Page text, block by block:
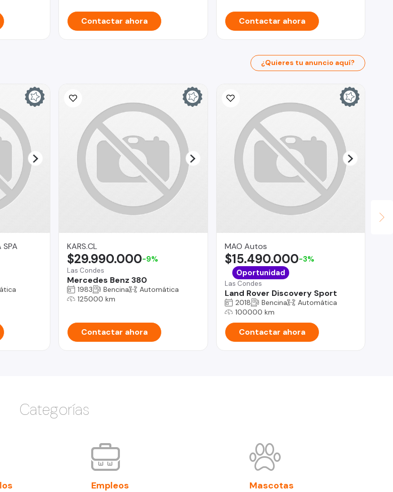
Contactar ahora Contactar ahora
¿Quieres tu anuncio aquí?
SPA KARS.CL
Las Condes
Mercedes Benz 380
$29.990.000-9%
1983 Bencina
Automática
125000 km
Contactar ahora
MAO Autos
Las Condes
Land Rover Discovery Sport
$15.490.000-3%
Oportunidad
2018 Bencina
Automática
100000 km
Contactar ahora
Categorías
Empleos Mascotas